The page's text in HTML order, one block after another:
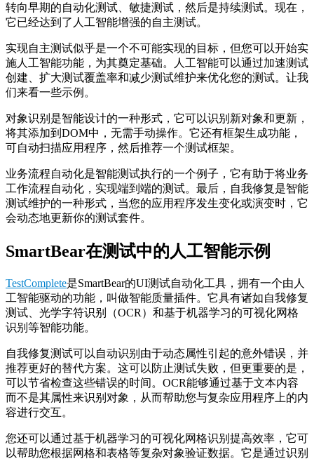
转向早期的自动化测试、敏捷测试，然后是持续测试。现在，
它已经达到了人工智能增强的自主测试。
实现自主测试似乎是一个不可能实现的目标，但您可以开始实
施人工智能功能，为其奠定基础。人工智能可以通过加速测试
创建、扩大测试覆盖率和减少测试维护来优化您的测试。让我
们来看一些示例。
对象识别是智能设计的一种形式，它可以识别新对象和更新，
将其添加到DOM中，无需手动操作。它还有框架生成功能，
可自动扫描应用程序，然后推荐一个测试框架。
业务流程自动化是智能测试执行的一个例子，它有助于将业务
工作流程自动化，实现端到端的测试。最后，自我修复是智能
测试维护的一种形式，当您的应用程序发生变化或演变时，它
会动态地更新你的测试套件。
SmartBear在测试中的人工智能示例
TestComplete是SmartBear的UI测试自动化工具，拥有一个由人
工智能驱动的功能，叫做智能质量插件。它具有诸如自我修复
测试、光学字符识别（OCR）和基于机器学习的可视化网格
识别等智能功能。
自我修复测试可以自动识别由于动态属性引起的意外错误，并
推荐更好的替代方案。这可以防止测试失败，但更重要的是，
可以节省检查这些错误的时间。OCR能够通过基于文本内容
而不是其属性来识别对象，从而帮助您与复杂应用程序上的内
容进行交互。
您还可以通过基于机器学习的可视化网格识别提高效率，它可
以帮助您根据网格和表格等复杂对象验证数据。它是通过识别